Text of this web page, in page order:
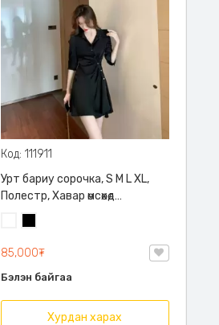
Код: 111911
Урт бариу сорочка, S M L XL,
Полестр, Хавар өмсөхөд
тохиромжтой, загварлаг урт
бариу сорочка
85,000₮
Бэлэн байгаа
Хурдан харах